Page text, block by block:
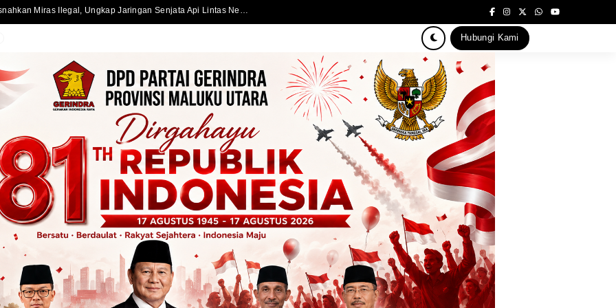
Satlantas Polres Halmahera Selatan Atur Lalu Lintas di SPBU Bacan, Arus Kendaraan Tetap Lancar
Hubungi Kami